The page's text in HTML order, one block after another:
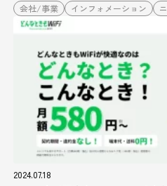
会社/事業 インフォメーション
2024.07.18